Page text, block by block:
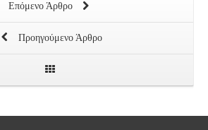
Επόμενο Άρθρο
Προηγούμενο Άρθρο